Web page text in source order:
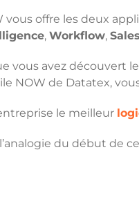
vous offre les deux
, Workflow,
vous avez découvert
NOW de Datatex,
le meilleur
du début de